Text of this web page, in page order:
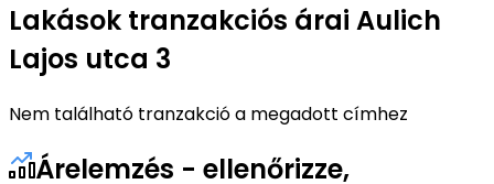
Lakások tranzakciós árai Aulich
Lajos utca 3
Nem található tranzakció a megadott címhez
Árelemzés - ellenőrizze,